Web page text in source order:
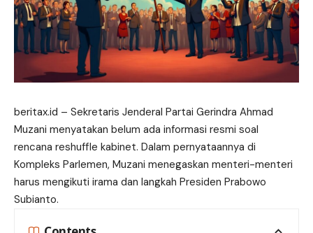
beritax.id – Sekretaris Jenderal Partai Gerindra Ahmad
Muzani menyatakan belum ada informasi resmi soal
rencana reshuffle kabinet. Dalam pernyataannya di
Kompleks Parlemen, Muzani menegaskan menteri-menteri
harus mengikuti irama dan langkah Presiden Prabowo
Subianto.